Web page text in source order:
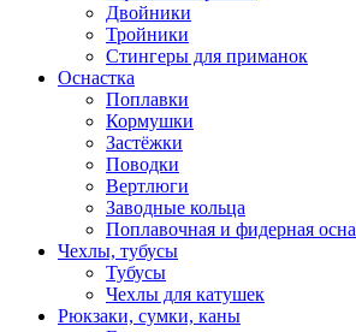
Двойники
Тройники
Стингеры для приманок
Оснастка
Поплавки
Кормушки
Застёжки
Поводки
Вертлюги
Заводные кольца
Поплавочная и фидерная
Чехлы, тубусы
Тубусы
Чехлы для катушек
Рюкзаки, сумки, каны